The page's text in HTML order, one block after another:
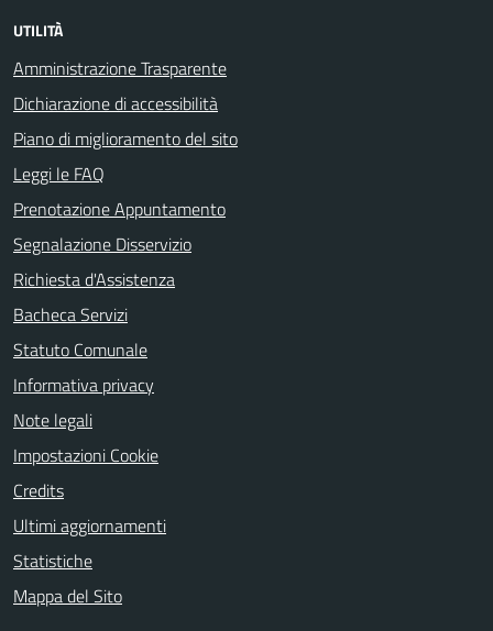
UTILITÀ
Amministrazione Trasparente
Dichiarazione di accessibilità
Piano di miglioramento del sito
Leggi le FAQ
Prenotazione Appuntamento
Segnalazione Disservizio
Richiesta d'Assistenza
Bacheca Servizi
Statuto Comunale
Informativa privacy
Note legali
Impostazioni Cookie
Credits
Ultimi aggiornamenti
Statistiche
Mappa del Sito